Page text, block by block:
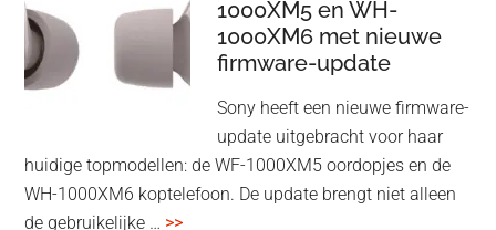
draadloos
presenteren
zonder
Wi-
1000XM5 en WH-
1000XM6 met nieuwe
firmware-update
Sony heeft een nieuwe firmware-
update uitgebracht voor haar
huidige topmodellen: de WF-1000XM5 oordopjes en de
WH-1000XM6 koptelefoon. De update brengt niet alleen
de gebruikelijke … >>overSony